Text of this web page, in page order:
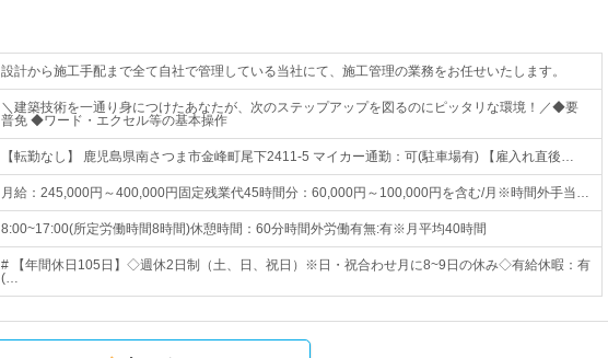
設計から施工手配まで全て自社で管理している当社にて、施工管理の業務をお任せいたします。
＼建築技術を一通り身につけたあなたが、次のステップアップを図るのにピッタリな環境！／◆要
普免 ◆ワード・エクセル等の基本操作
【転勤なし】 鹿児島県南さつま市金峰町尾下2411-5 マイカー通勤：可(駐車場有) 【雇入れ直後…
月給：245,000円～400,000円固定残業代45時間分：60,000円～100,000円を含む/月※時間外手当…
8:00~17:00(所定労働時間8時間)休憩時間：60分時間外労働有無:有※月平均40時間
# 【年間休日105日】◇週休2日制（土、日、祝日）※日・祝合わせ月に8~9日の休み◇有給休暇：有
(…